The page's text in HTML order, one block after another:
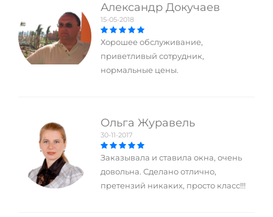
Александр Докучаев
15-05-2018
Хорошее обслуживание,
приветливый сотрудник,
нормальные цены.
Ольга Журавель
30-11-2017
Заказывала и ставила окна, очень
довольна. Сделано отлично,
претензий никаких, просто класс!!!